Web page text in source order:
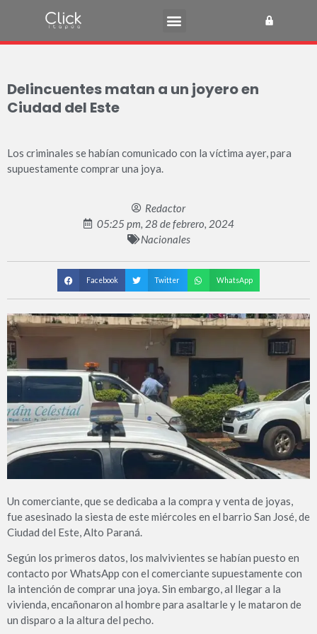
Delincuentes matan a un joyero en
Ciudad del Este
Los criminales se habían comunicado con la víctima ayer, para
supuestamente comprar una joya.
Redactor
05:25 pm, 28 de febrero, 2024
Nacionales
Facebook Twitter WhatsApp
Un comerciante, que se dedicaba a la compra y venta de joyas,
fue asesinado la siesta de este miércoles en el barrio San José, de
Ciudad del Este, Alto Paraná.
Según los primeros datos, los malvivientes se habían puesto en
contacto por WhatsApp con el comerciante supuestamente con
la intención de comprar una joya. Sin embargo, al llegar a la
vivienda, encañonaron al hombre para asaltarle y le mataron de
un disparo a la altura del pecho.